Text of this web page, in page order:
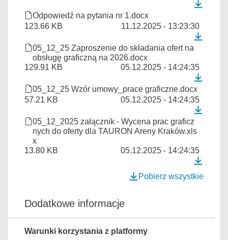
Odpowiedź na pytania nr 1.docx
123.66 KB
11.12.2025 - 13:23:30
05_12_25 Zaproszenie do składania ofert na
obsługę graficzną na 2026.docx
129.91 KB
05.12.2025 - 14:24:35
05_12_25 Wzór umowy_prace graficzne.docx
57.21 KB
05.12.2025 - 14:24:35
05_12_2025 załącznik - Wycena prac graficz
nych do oferty dla TAURON Areny Kraków.xls
x
13.80 KB
05.12.2025 - 14:24:35
Pobierz wszystkie
Dodatkowe informacje
Warunki korzystania z platformy